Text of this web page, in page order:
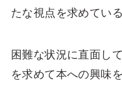
たな視点を求めている
困難な状況に直面し
を求めて本への興味